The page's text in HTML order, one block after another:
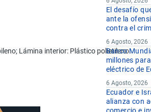
Lámina interior: Plástico polietileno.
El desafío
ante la
contra el
6 Agosto, 2026
Banco
millones
eléctrico de
6 Agosto, 2026
Ecuador e
alianza con